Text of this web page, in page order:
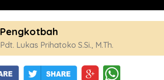
Pengkotbah
Pdt. Lukas Prihatoko S.Si., M.Th.